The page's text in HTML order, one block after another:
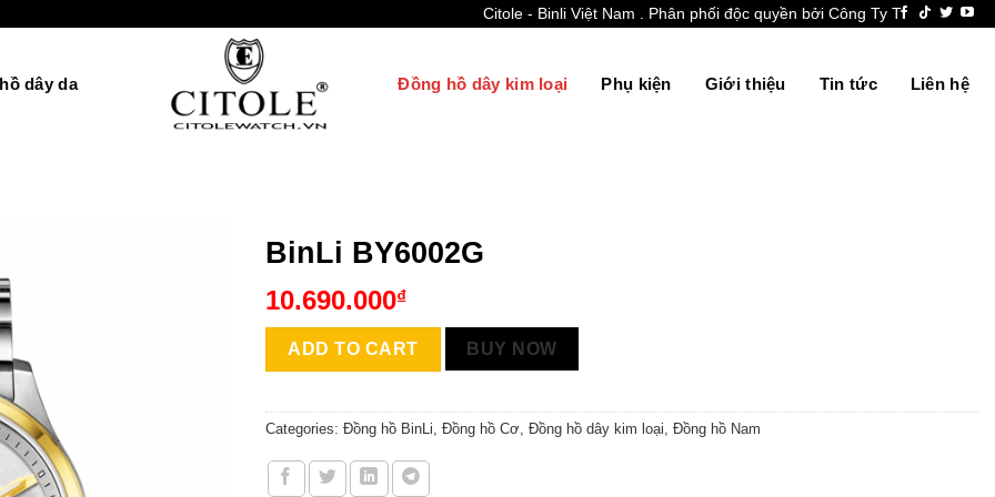
Citole - Binli Việt Nam . Phân phối độc quyền bởi Công Ty TNHH Thương
dây da Đồng hồ dây kim loại Phụ kiện Giới thiệu Tin tức Liên hệ
BinLi BY6002G
10.690.000₫
ADD TO CART BUY NOW
Categories: Đồng hồ BinLi, Đồng hồ Cơ, Đồng hồ dây kim loại, Đồng hồ Nam